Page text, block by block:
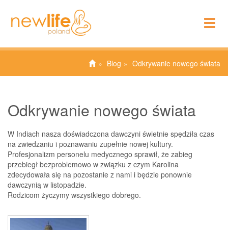
Blog Odkrywanie nowego świata
Odkrywanie nowego świata
W Indiach nasza doświadczona dawczyni świetnie spędziła czas
na zwiedzaniu i poznawaniu zupełnie nowej kultury.
Profesjonalizm personelu medycznego sprawił, że zabieg
przebiegł bezproblemowo w związku z czym Karolina
zdecydowała się na pozostanie z nami i będzie ponownie
dawczynią w listopadzie.
Rodzicom życzymy wszystkiego dobrego.